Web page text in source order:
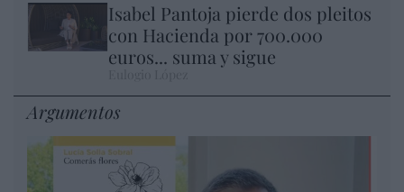
Isabel Pantoja pierde dos pleitos
con Hacienda por 700.000
euros... suma y sigue
Argumentos